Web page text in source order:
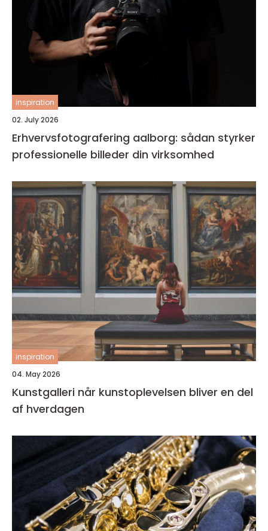
inspiration
02. July 2026
Erhvervsfotografering aalborg: sådan styrker
professionelle billeder din virksomhed
inspiration
04. May 2026
Kunstgalleri når kunstoplevelsen bliver en del
af hverdagen